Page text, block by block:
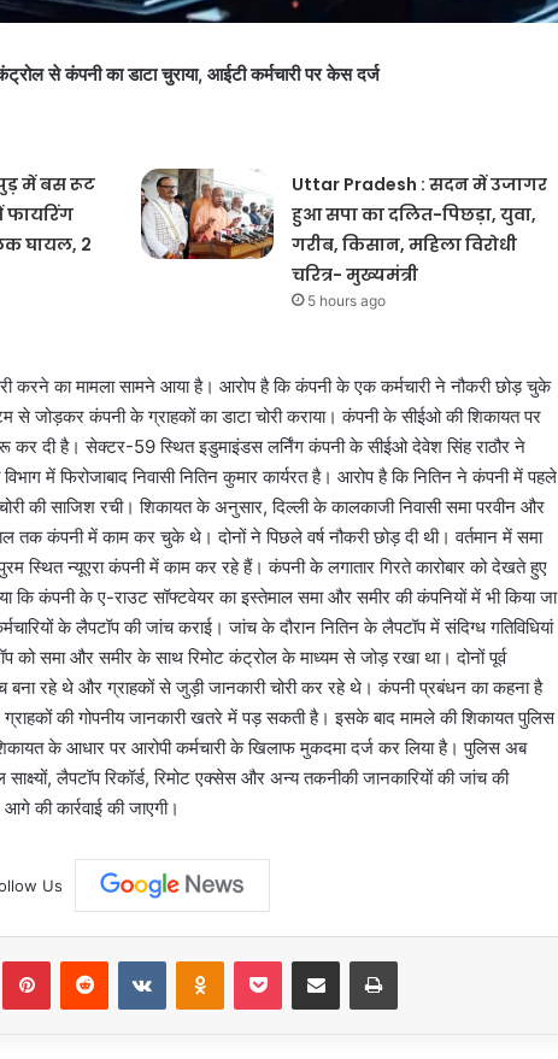
से कंपनी का डाटा चुराया, आईटी कर्मचारी पर केस दर्ज
में बस रूट
फायरिंग
घायल, 2
Uttar Pradesh : सदन में उजागर
हुआ सपा का दलित-पिछड़ा, युवा,
गरीब, किसान, महिला विरोधी
चरित्र- मुख्यमंत्री
5 hours ago
करने का मामला सामने आया है। आरोप है कि कंपनी के एक कर्मचारी ने नौकरी छोड़ चुके
से जोड़कर कंपनी के ग्राहकों का डाटा चोरी कराया। कंपनी के सीईओ की शिकायत पर
दी है। सेक्टर-59 स्थित इडुमाइंडस लर्निंग कंपनी के सीईओ देवेश सिंह राठौर ने
में फिरोजाबाद निवासी नितिन कुमार कार्यरत है। आरोप है कि नितिन ने कंपनी में पहले
की साजिश रची। शिकायत के अनुसार, दिल्ली के कालकाजी निवासी समा परवीन और
तक कंपनी में काम कर चुके थे। दोनों ने पिछले वर्ष नौकरी छोड़ दी थी। वर्तमान में समा
स्थित न्यूएरा कंपनी में काम कर रहे हैं। कंपनी के लगातार गिरते कारोबार को देखते हुए
कंपनी के ए-राउट सॉफ्टवेयर का इस्तेमाल समा और समीर की कंपनियों में भी किया जा
के लैपटॉप की जांच कराई। जांच के दौरान नितिन के लैपटॉप में संदिग्ध गतिविधियां
को समा और समीर के साथ रिमोट कंट्रोल के माध्यम से जोड़ रखा था। दोनों पूर्व
बना रहे थे और ग्राहकों से जुड़ी जानकारी चोरी कर रहे थे। कंपनी प्रबंधन का कहना है
ग्राहकों की गोपनीय जानकारी खतरे में पड़ सकती है। इसके बाद मामले की शिकायत पुलिस
के आधार पर आरोपी कर्मचारी के खिलाफ मुकदमा दर्ज कर लिया है। पुलिस अब
लैपटॉप रिकॉर्ड, रिमोट एक्सेस और अन्य तकनीकी जानकारियों की जांच की
की कार्रवाई की जाएगी।
Us
PinterestReddit VKontakteOdnoklassniki
Pocket Share via Email Print